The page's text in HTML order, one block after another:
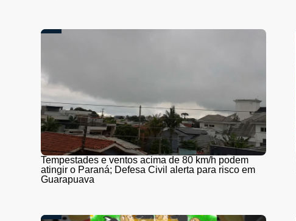
Tempestades e ventos acima de 80 km/h podem
atingir o Paraná; Defesa Civil alerta para risco em
Guarapuava